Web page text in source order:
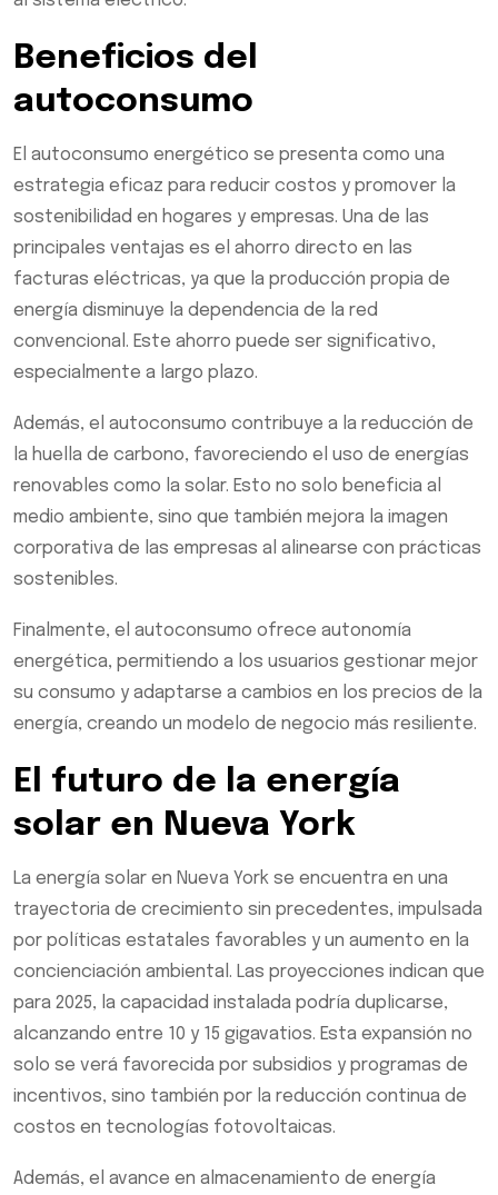
Beneficios del
autoconsumo
El autoconsumo energético se presenta como una
estrategia eficaz para reducir costos y promover la
sostenibilidad en hogares y empresas. Una de las
principales ventajas es el ahorro directo en las
facturas eléctricas, ya que la producción propia de
energía disminuye la dependencia de la red
convencional. Este ahorro puede ser significativo,
especialmente a largo plazo.
Además, el autoconsumo contribuye a la reducción de
la huella de carbono, favoreciendo el uso de energías
renovables como la solar. Esto no solo beneficia al
medio ambiente, sino que también mejora la imagen
corporativa de las empresas al alinearse con prácticas
sostenibles.
Finalmente, el autoconsumo ofrece autonomía
energética, permitiendo a los usuarios gestionar mejor
su consumo y adaptarse a cambios en los precios de la
energía, creando un modelo de negocio más resiliente.
El futuro de la energía
solar en Nueva York
La energía solar en Nueva York se encuentra en una
trayectoria de crecimiento sin precedentes, impulsada
por políticas estatales favorables y un aumento en la
concienciación ambiental. Las proyecciones indican que
para 2025, la capacidad instalada podría duplicarse,
alcanzando entre 10 y 15 gigavatios. Esta expansión no
solo se verá favorecida por subsidios y programas de
incentivos, sino también por la reducción continua de
costos en tecnologías fotovoltaicas.
Además, el avance en almacenamiento de energía